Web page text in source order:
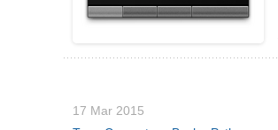
17 Mar 2015